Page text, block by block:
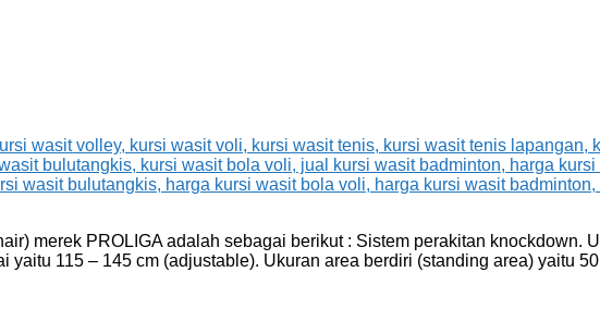
merek PROLIGA adalah sebagai berikut : Sistem perakitan knockdown.
115 – 145 cm (adjustable). Ukuran area berdiri (standing area) yaitu